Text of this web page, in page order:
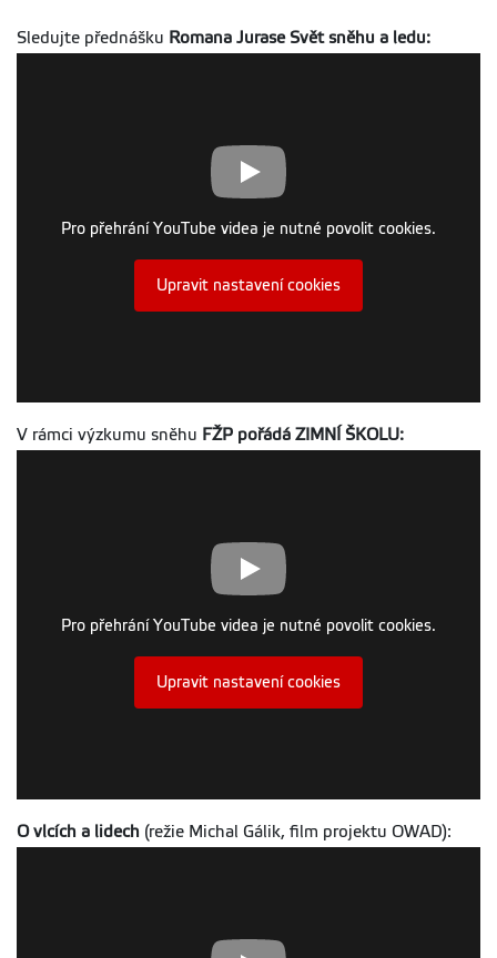
Sledujte přednášku Romana Jurase Svět sněhu a ledu:
Pro přehrání YouTube videa je nutné povolit cookies.
Upravit nastavení cookies
V rámci výzkumu sněhu FŽP pořádá ZIMNÍ ŠKOLU:
Pro přehrání YouTube videa je nutné povolit cookies.
Upravit nastavení cookies
O vlcích a lidech (režie Michal Gálik, film projektu OWAD):